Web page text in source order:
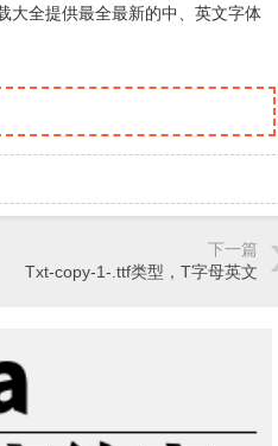
大全提供最全最新的中、英文字体
下一篇
Txt-copy-1-.ttf类型，T字母英文